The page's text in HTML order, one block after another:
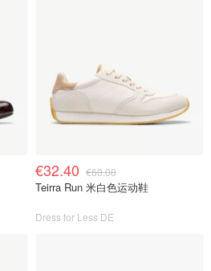
€32.40 €60.00
Teirra Run 米白色运动鞋
Dress for Less DE